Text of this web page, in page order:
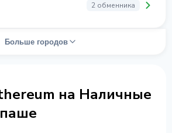
2 обменника
Больше городов
на Наличные